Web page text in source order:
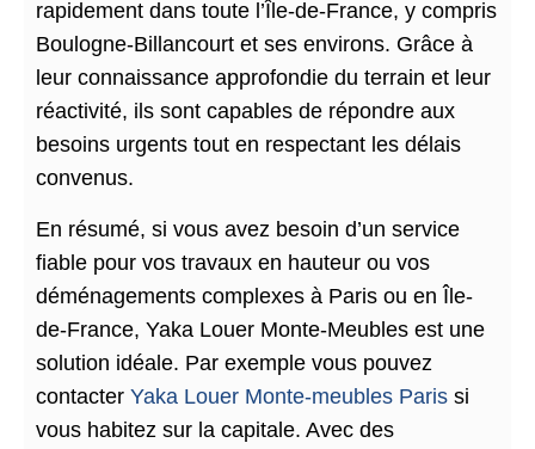
rapidement dans toute l’Île-de-France, y compris
Boulogne-Billancourt et ses environs. Grâce à
leur connaissance approfondie du terrain et leur
réactivité, ils sont capables de répondre aux
besoins urgents tout en respectant les délais
convenus.
En résumé, si vous avez besoin d’un service
fiable pour vos travaux en hauteur ou vos
déménagements complexes à Paris ou en Île-
de-France, Yaka Louer Monte-Meubles est une
solution idéale. Par exemple vous pouvez
contacter Yaka Louer Monte-meubles Paris si
vous habitez sur la capitale. Avec des